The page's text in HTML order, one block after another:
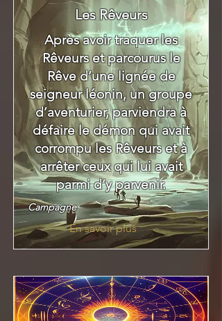
Les Rêveurs
Après avoir traquer les
Rêveurs et parcourus le
Rêve d’une lignée de
seigneur léonin, un groupe
d’aventurier, parviendra à
défaire le démon qui avait
corrompu les Rêveurs et à
arrêter ceux qui lui avait
parmi d’y parvenir.
Campagne
En savoir plus